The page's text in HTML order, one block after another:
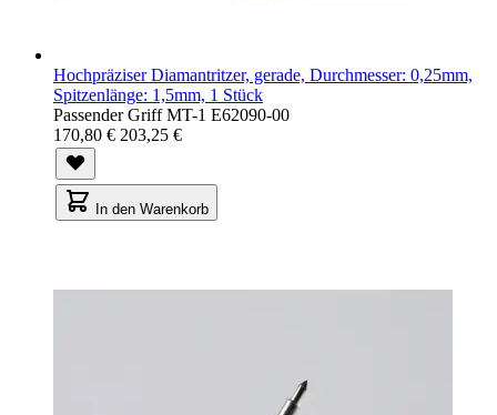
Hochpräziser Diamantritzer, gerade, Durchmesser: 0,25mm,
Spitzenlänge: 1,5mm, 1 Stück
Passender Griff MT-1 E62090-00
170,80 € 203,25 €
In den Warenkorb